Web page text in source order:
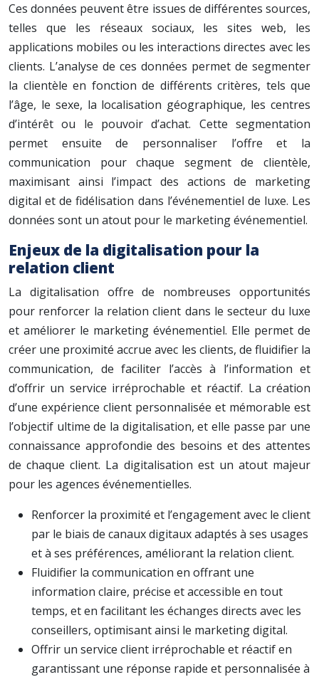
Ces données peuvent être issues de différentes sources,
telles que les réseaux sociaux, les sites web, les
applications mobiles ou les interactions directes avec les
clients. L’analyse de ces données permet de segmenter
la clientèle en fonction de différents critères, tels que
l’âge, le sexe, la localisation géographique, les centres
d’intérêt ou le pouvoir d’achat. Cette segmentation
permet ensuite de personnaliser l’offre et la
communication pour chaque segment de clientèle,
maximisant ainsi l’impact des actions de marketing
digital et de fidélisation dans l’événementiel de luxe. Les
données sont un atout pour le marketing événementiel.
Enjeux de la digitalisation pour la
relation client
La digitalisation offre de nombreuses opportunités
pour renforcer la relation client dans le secteur du luxe
et améliorer le marketing événementiel. Elle permet de
créer une proximité accrue avec les clients, de fluidifier la
communication, de faciliter l’accès à l’information et
d’offrir un service irréprochable et réactif. La création
d’une expérience client personnalisée et mémorable est
l’objectif ultime de la digitalisation, et elle passe par une
connaissance approfondie des besoins et des attentes
de chaque client. La digitalisation est un atout majeur
pour les agences événementielles.
Renforcer la proximité et l’engagement avec le client
par le biais de canaux digitaux adaptés à ses usages
et à ses préférences, améliorant la relation client.
Fluidifier la communication en offrant une
information claire, précise et accessible en tout
temps, et en facilitant les échanges directs avec les
conseillers, optimisant ainsi le marketing digital.
Offrir un service client irréprochable et réactif en
garantissant une réponse rapide et personnalisée à